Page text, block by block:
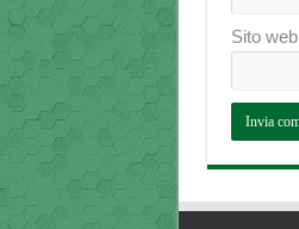
Sito web